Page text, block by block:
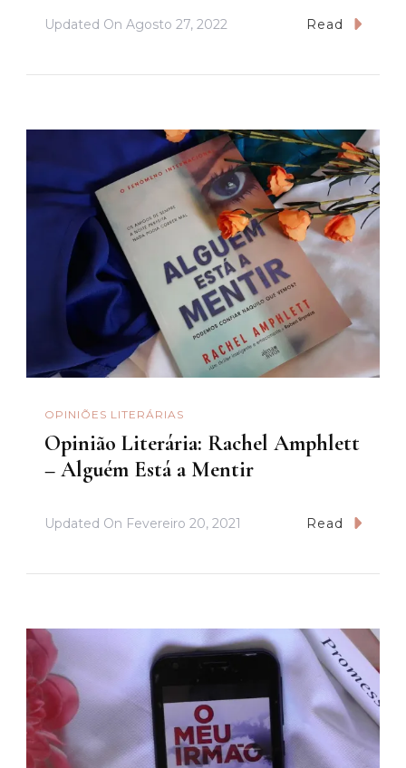
Updated On Agosto 27, 2022 Read
OPINIÕES LITERÁRIAS
Opinião Literária: Rachel Amphlett
– Alguém Está a Mentir
Updated On Fevereiro 20, 2021 Read